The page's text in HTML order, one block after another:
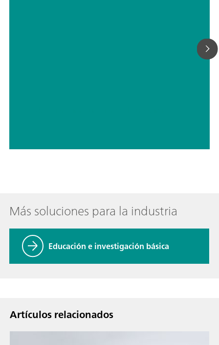
Más soluciones para la industria
Educación e investigación básica
Artículos relacionados